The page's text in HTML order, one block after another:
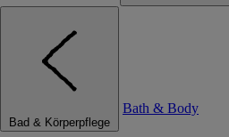
Bad & Körperpflege
Bath & Body